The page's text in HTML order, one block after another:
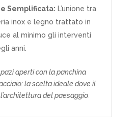
Semplificata: L’unione tra
inox e legno trattato in
al minimo gli interventi
anni.
aperti con la panchina
la scelta ideale dove il
del paesaggio.